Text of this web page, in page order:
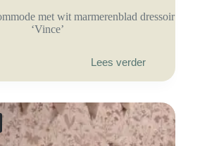
met wit marmerenblad dressoir
‘Vince’
Lees verder